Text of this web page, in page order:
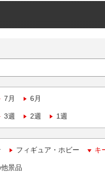
7月 6月
3週 2週 1週
フィギュア・ホビー キ
景品